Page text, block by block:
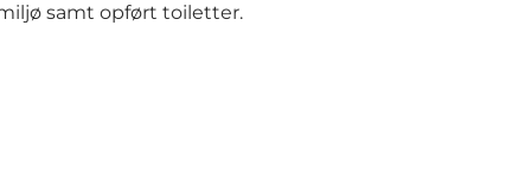
samt opført toiletter.